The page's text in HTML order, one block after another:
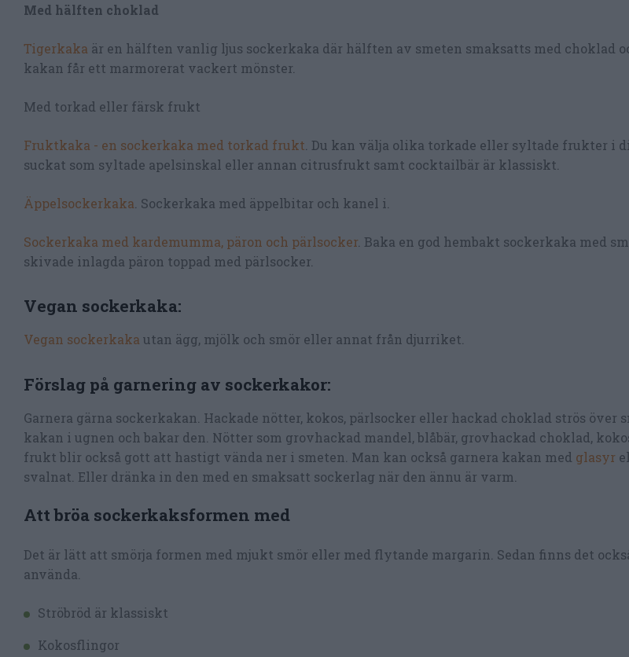
Med hälften choklad
Tigerkaka är en hälften vanlig ljus sockerkaka där hälften av smeten smaksatts med choklad
kakan får ett marmorerat vackert mönster.
Med torkad eller färsk frukt
Fruktkaka - en sockerkaka med torkad frukt . Du kan välja olika torkade eller syltade frukter i
suckat som syltade apelsinskal eller annan citrusfrukt samt cocktailbär är klassiskt.
Äppelsockerkaka . Sockerkaka med äppelbitar och kanel i.
Sockerkaka med kardemumma, päron och pärlsocker. Baka en god hembakt sockerkaka med
skivade inlagda päron toppad med pärlsocker.
Vegan sockerkaka:
Vegan sockerkaka utan ägg, mjölk och smör eller annat från djurriket.
Förslag på garnering av sockerkakor:
Garnera gärna sockerkakan. Hackade nötter, kokos, pärlsocker eller hackad choklad strös över
kakan i ugnen och bakar den. Nötter som grovhackad mandel, blåbär, grovhackad choklad,
frukt blir också gott att hastigt vända ner i smeten. Man kan också garnera kakan med glasyr
svalnat. Eller dränka in den med en smaksatt sockerlag när den ännu är varm.
Att bröa sockerkaksformen med
Det är lätt att smörja formen med mjukt smör eller med flytande margarin. Sedan finns det
använda.
Ströbröd är klassiskt
Kokosflingor